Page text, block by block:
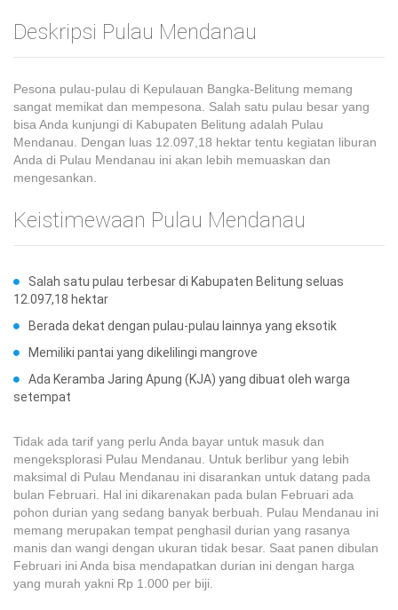
Deskripsi Pulau Mendanau
Pesona pulau-pulau di Kepulauan Bangka-Belitung memang
sangat memikat dan mempesona. Salah satu pulau besar yang
bisa Anda kunjungi di Kabupaten Belitung adalah Pulau
Mendanau. Dengan luas 12.097,18 hektar tentu kegiatan liburan
Anda di Pulau Mendanau ini akan lebih memuaskan dan
mengesankan.
Keistimewaan Pulau Mendanau
Salah satu pulau terbesar di Kabupaten Belitung seluas
12.097,18 hektar
Berada dekat dengan pulau-pulau lainnya yang eksotik
Memiliki pantai yang dikelilingi mangrove
Ada Keramba Jaring Apung (KJA) yang dibuat oleh warga
setempat
Tidak ada tarif yang perlu Anda bayar untuk masuk dan
mengeksplorasi Pulau Mendanau. Untuk berlibur yang lebih
maksimal di Pulau Mendanau ini disarankan untuk datang pada
bulan Februari. Hal ini dikarenakan pada bulan Februari ada
pohon durian yang sedang banyak berbuah. Pulau Mendanau ini
memang merupakan tempat penghasil durian yang rasanya
manis dan wangi dengan ukuran tidak besar. Saat panen dibulan
Februari ini Anda bisa mendapatkan durian ini dengan harga
yang murah yakni Rp 1.000 per biji.